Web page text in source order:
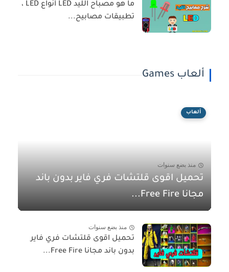
ما هو مصباح الليد LED أنواع LED ،
تطبيقات مصابيح...
ألعاب Games
ألعاب
منذ بضع سنوات
تحميل اقوى قلتشات فري فاير بدون باند
مجانا Free Fire...
منذ بضع سنوات
تحميل اقوى قلتشات فري فاير
بدون باند مجانا Free Fire...